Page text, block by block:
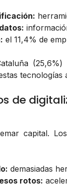
el 11,4% de
tecnologías
de
capital.
demasiadas
rotos: